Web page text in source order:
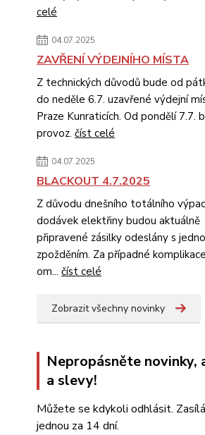
celé
04.07.2025
ZAVŘENÍ VÝDEJNÍHO MÍSTA
Z technických důvodů bude od
do neděle 6.7. uzavřené výdejní
Praze Kunraticích. Od pondělí 7.7.
provoz. číst celé
04.07.2025
BLACKOUT 4.7.2025
Z důvodu dnešního totálního
dodávek elektřiny budou aktuálně
připravené zásilky odeslány s
zpožděním. Za případné
om... číst celé
Zobrazit všechny novinky
Nepropásněte novinky,
a slevy!
Můžete se kdykoli odhlásit.
jednou za 14 dní.